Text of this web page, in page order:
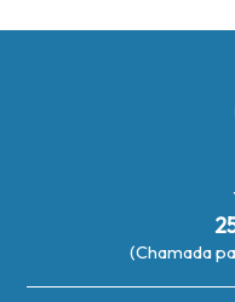
(Chamada